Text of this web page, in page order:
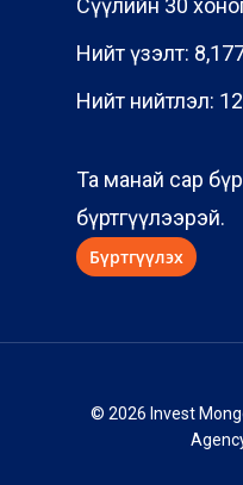
Сүүлийн 30
Нийт үзэлт:
Нийт нийтлэл:
Та манай сар
бүртгүүлээрэй.
© 2026 Invest